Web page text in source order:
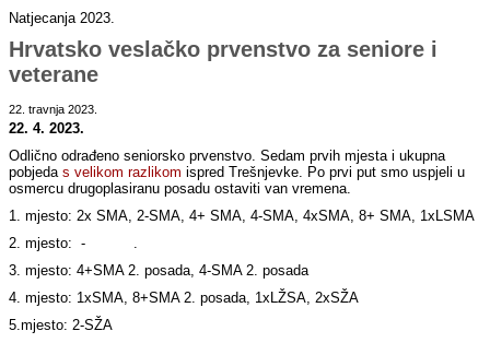
Natjecanja 2023.
Hrvatsko veslačko prvenstvo za seniore i
veterane
22. travnja 2023.
22. 4. 2023.
Odlično odrađeno seniorsko prvenstvo. Sedam prvih mjesta i ukupna
pobjedas velikom razlikom ispred Trešnjevke. Po prvi put smo uspjeli u
osmercu drugoplasiranu posadu ostaviti van vremena.
1. mjesto: 2x SMA, 2-SMA, 4+ SMA, 4-SMA, 4xSMA, 8+ SMA, 1xLSMA
2. mjesto: - .
3. mjesto: 4+SMA 2. posada, 4-SMA 2. posada
4. mjesto: 1xSMA, 8+SMA 2. posada, 1xLŽSA, 2xSŽA
5.mjesto: 2-SŽA